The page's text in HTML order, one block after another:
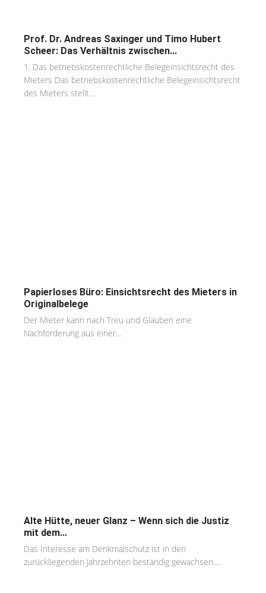
Prof. Dr. Andreas Saxinger und Timo Hubert
Scheer: Das Verhältnis zwischen...
1. Das betriebskostenrechtliche Belegeinsichtsrecht des
Mieters Das betriebskostenrechtliche Belegeinsichtsrecht
des Mieters stellt...
Papierloses Büro: Einsichtsrecht des Mieters in
Originalbelege
Der Mieter kann nach Treu und Glauben eine
Nachforderung aus einer...
Alte Hütte, neuer Glanz – Wenn sich die Justiz
mit dem...
Das Interesse am Denkmalschutz ist in den
zurückliegenden Jahrzehnten beständig gewachsen....